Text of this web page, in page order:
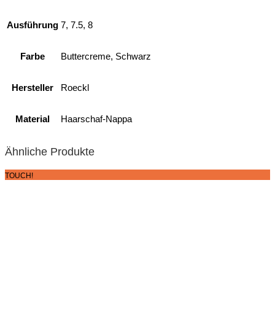
Ausführung 7, 7.5, 8
Farbe Buttercreme, Schwarz
Hersteller Roeckl
Material Haarschaf-Nappa
Ähnliche Produkte
TOUCH!